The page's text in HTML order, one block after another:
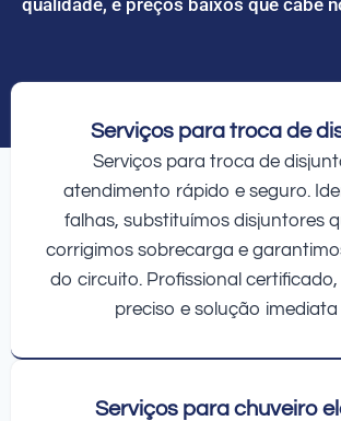
Serviços para troca de
Serviços para troca de
atendimento rápido e seguro.
falhas, substituímos disjuntores
corrigimos sobrecarga e
do circuito. Profissional
preciso e solução imediata
Serviços para chuveiro